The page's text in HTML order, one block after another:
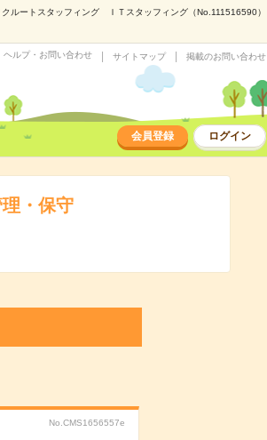
ルートスタッフィング ＩＴスタッフィング（No.111516590）
ヘルプ・お問い合わせ サイトマップ 掲載のお問い合わせ
会員登録 ログイン
・保守
No.CMS1656557e